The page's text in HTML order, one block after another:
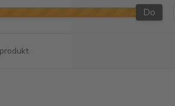
Do